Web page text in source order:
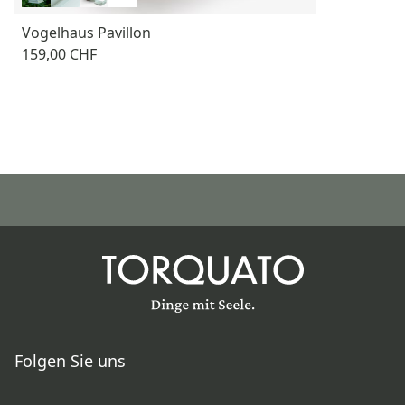
Vogelhaus Pavillon
159,00 CHF
Folgen Sie uns